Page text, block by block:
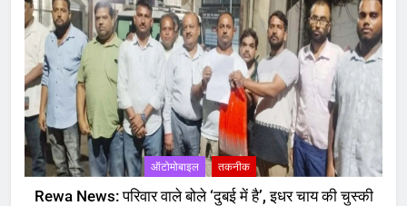
ऑटोमोबाइल तकनीक
Rewa News: परिवार वाले बोले ‘दुबई में है’, इधर चाय की चुस्की